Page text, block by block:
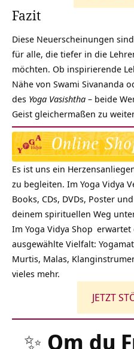
Fazit
Diese Neuerscheinungen
für alle, die tiefer in die
möchten. Ob inspirierende
Nähe von Swami Sivananda
des Yoga Vasishtha – beide
Geist gleichermaßen zu
Es ist uns ein
zu begleiten. Im Yoga Vidya
Books, CDs, DVDs, Poster
deinem spirituellen Weg
Im Yoga Vidya Shop erwartet
ausgewählte Vielfalt:
Murtis, Malas,
vieles mehr.
JETZT
✨ Om du